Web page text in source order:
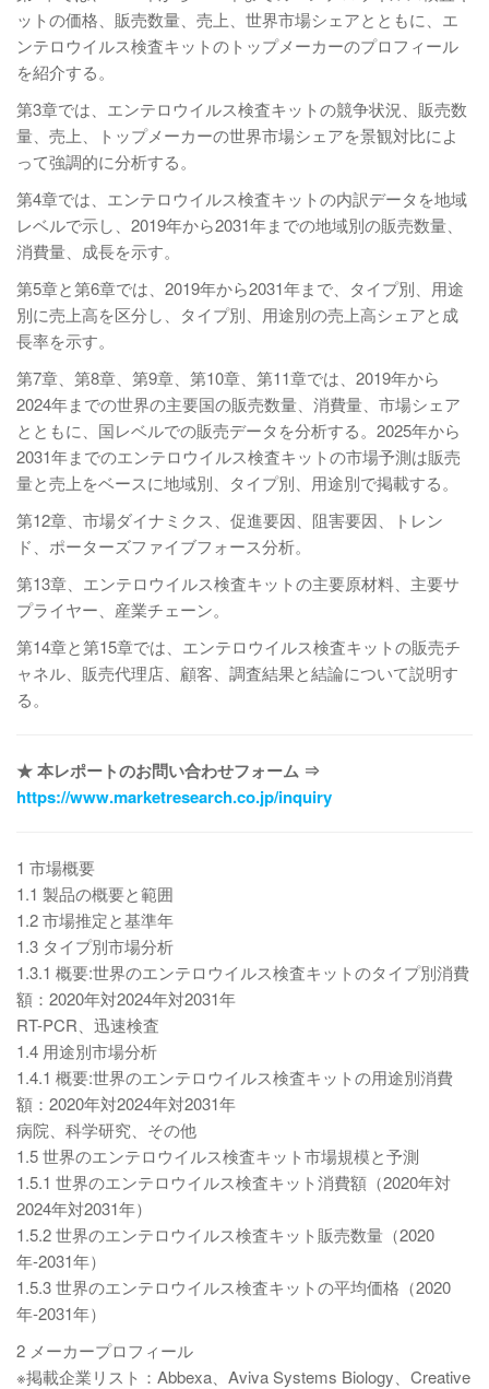
ットの価格、販売数量、売上、世界市場シェアとともに、エ
ンテロウイルス検査キットのトップメーカーのプロフィール
を紹介する。
第3章では、エンテロウイルス検査キットの競争状況、販売数
量、売上、トップメーカーの世界市場シェアを景観対比によ
って強調的に分析する。
第4章では、エンテロウイルス検査キットの内訳データを地域
レベルで示し、2019年から2031年までの地域別の販売数量、
消費量、成長を示す。
第5章と第6章では、2019年から2031年まで、タイプ別、用途
別に売上高を区分し、タイプ別、用途別の売上高シェアと成
長率を示す。
第7章、第8章、第9章、第10章、第11章では、2019年から
2024年までの世界の主要国の販売数量、消費量、市場シェア
とともに、国レベルでの販売データを分析する。2025年から
2031年までのエンテロウイルス検査キットの市場予測は販売
量と売上をベースに地域別、タイプ別、用途別で掲載する。
第12章、市場ダイナミクス、促進要因、阻害要因、トレン
ド、ポーターズファイブフォース分析。
第13章、エンテロウイルス検査キットの主要原材料、主要サ
プライヤー、産業チェーン。
第14章と第15章では、エンテロウイルス検査キットの販売チ
ャネル、販売代理店、顧客、調査結果と結論について説明す
る。
★ 本レポートのお問い合わせフォーム ⇒
https://www.marketresearch.co.jp/inquiry
1 市場概要
1.1 製品の概要と範囲
1.2 市場推定と基準年
1.3 タイプ別市場分析
1.3.1 概要:世界のエンテロウイルス検査キットのタイプ別消費
額：2020年対2024年対2031年
RT-PCR、迅速検査
1.4 用途別市場分析
1.4.1 概要:世界のエンテロウイルス検査キットの用途別消費
額：2020年対2024年対2031年
病院、科学研究、その他
1.5 世界のエンテロウイルス検査キット市場規模と予測
1.5.1 世界のエンテロウイルス検査キット消費額（2020年対
2024年対2031年）
1.5.2 世界のエンテロウイルス検査キット販売数量（2020
年-2031年）
1.5.3 世界のエンテロウイルス検査キットの平均価格（2020
年-2031年）
2 メーカープロフィール
※掲載企業リスト：Abbexa、Aviva Systems Biology、Creative